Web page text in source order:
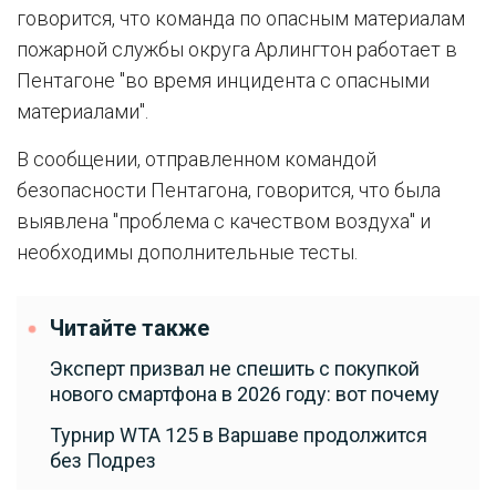
говорится, что команда по опасным материалам
пожарной службы округа Арлингтон работает в
Пентагоне "во время инцидента с опасными
материалами".
В сообщении, отправленном командой
безопасности Пентагона, говорится, что была
выявлена "проблема с качеством воздуха" и
необходимы дополнительные тесты.
Читайте также
Эксперт призвал не спешить с покупкой
нового смартфона в 2026 году: вот почему
Турнир WTA 125 в Варшаве продолжится
без Подрез